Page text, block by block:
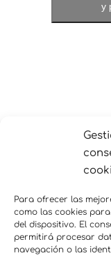
Para ofrecer las
como las cookies
del dispositivo. El
permitirá procesar
navegación o las
Puerto de
Google Map
y
Profundización